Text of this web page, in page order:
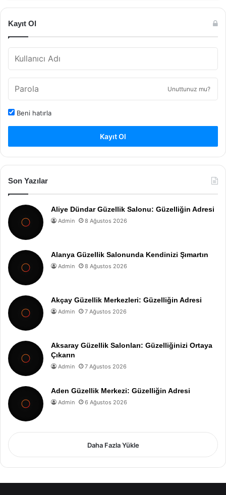
Kayıt Ol
Unuttunuz mu?
Beni hatırla
Kayıt Ol
Son Yazılar
Aliye Dündar Güzellik Salonu: Güzelliğin Adresi
Admin 8 Ağustos 2026
Alanya Güzellik Salonunda Kendinizi Şımartın
Admin 8 Ağustos 2026
Akçay Güzellik Merkezleri: Güzelliğin Adresi
Admin 7 Ağustos 2026
Aksaray Güzellik Salonları: Güzelliğinizi Ortaya
Çıkarın
Admin 7 Ağustos 2026
Aden Güzellik Merkezi: Güzelliğin Adresi
Admin 6 Ağustos 2026
Daha Fazla Yükle